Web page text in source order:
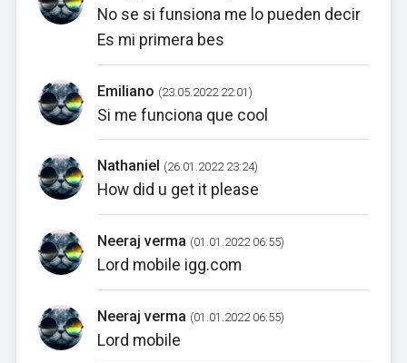
No se si funsiona me lo pueden decir
Es mi primera bes
Emiliano (23.05.2022 22:01)
Si me funciona que cool
Nathaniel (26.01.2022 23:24)
How did u get it please
Neeraj verma (01.01.2022 06:55)
Lord mobile igg.com
Neeraj verma (01.01.2022 06:55)
Lord mobile